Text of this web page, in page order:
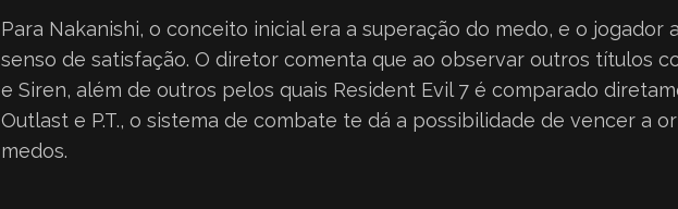
Para Nakanishi, o conceito inicial era a superação do medo, e o jogador
senso de satisfação. O diretor comenta que ao observar outros títulos
e Siren, além de outros pelos quais Resident Evil 7 é comparado
Outlast e P.T., o sistema de combate te dá a possibilidade de vencer a
medos.